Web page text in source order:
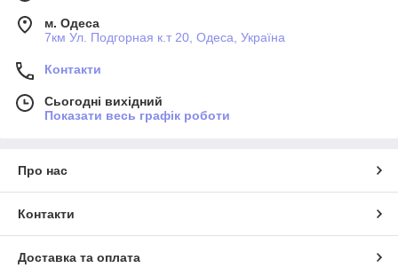
м. Одеса
7км Ул. Подгорная к.т 20, Одеса, Україна
Контакти
Сьогодні вихідний
Показати весь графік роботи
Про нас
Контакти
Доставка та оплата